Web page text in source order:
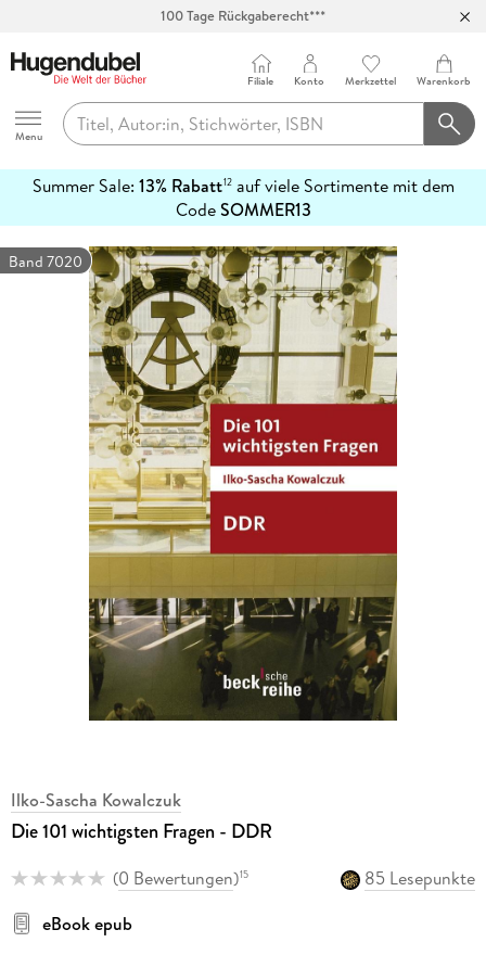
100 Tage Rückgaberecht***
Hugendubel
Menu
Filiale Konto Merkzettel Warenkorb
Summer Sale: 13% Rabatt12auf viele Sortimente mit dem
CodeSOMMER13
erfahren
Band 7020
Ilko-Sascha Kowalczuk
Die 101 wichtigsten Fragen - DDR
(0 Bewertungen)15
85 Lesepunkte
eBook epub